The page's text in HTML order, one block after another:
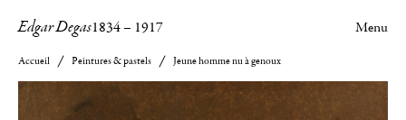
Edgar Degas1834– 1917 Menu
Accueil Peintures & pastels Jeune homme nu à genoux